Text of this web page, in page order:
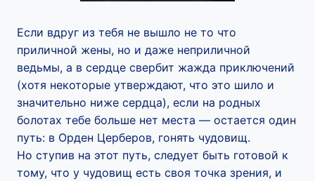
Если вдруг из тебя не вышло не то что
приличной жены, но и даже неприличной
ведьмы, а в сердце свербит жажда приключений
(хотя некоторые утверждают, что это шило и
значительно ниже сердца), если на родных
болотах тебе больше нет места — остается один
путь: в Орден Церберов, гонять чудовищ.
Но ступив на этот путь, следует быть готовой к
тому, что у чудовищ есть своя точка зрения, и